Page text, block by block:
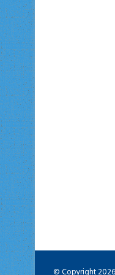
© Copyright